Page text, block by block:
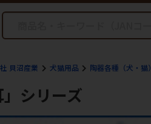
貝沼産業 犬猫用品 陶器各種（犬・猫）
シリーズ